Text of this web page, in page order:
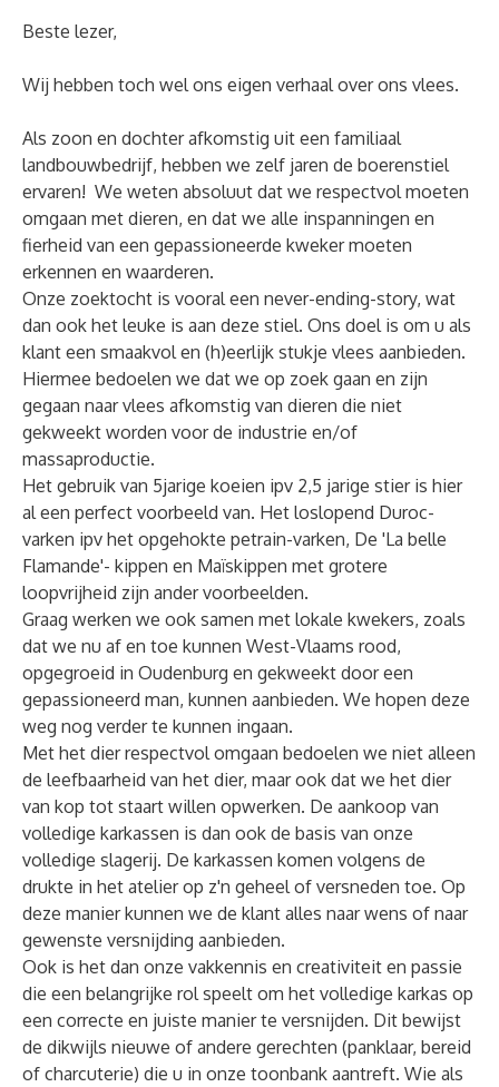
Beste lezer,
Wij hebben toch wel ons eigen verhaal over ons vlees.
Als zoon en dochter afkomstig uit een familiaal
landbouwbedrijf, hebben we zelf jaren de boerenstiel
ervaren! We weten absoluut dat we respectvol moeten
omgaan met dieren, en dat we alle inspanningen en
fierheid van een gepassioneerde kweker moeten
erkennen en waarderen.
Onze zoektocht is vooral een never-ending-story, wat
dan ook het leuke is aan deze stiel. Ons doel is om u als
klant een smaakvol en (h)eerlijk stukje vlees aanbieden.
Hiermee bedoelen we dat we op zoek gaan en zijn
gegaan naar vlees afkomstig van dieren die niet
gekweekt worden voor de industrie en/of
massaproductie.
Het gebruik van 5jarige koeien ipv 2,5 jarige stier is hier
al een perfect voorbeeld van. Het loslopend Duroc-
varken ipv het opgehokte petrain-varken, De 'La belle
Flamande'- kippen en Maïskippen met grotere
loopvrijheid zijn ander voorbeelden.
Graag werken we ook samen met lokale kwekers, zoals
dat we nu af en toe kunnen West-Vlaams rood,
opgegroeid in Oudenburg en gekweekt door een
gepassioneerd man, kunnen aanbieden. We hopen deze
weg nog verder te kunnen ingaan.
Met het dier respectvol omgaan bedoelen we niet alleen
de leefbaarheid van het dier, maar ook dat we het dier
van kop tot staart willen opwerken. De aankoop van
volledige karkassen is dan ook de basis van onze
volledige slagerij. De karkassen komen volgens de
drukte in het atelier op z'n geheel of versneden toe. Op
deze manier kunnen we de klant alles naar wens of naar
gewenste versnijding aanbieden.
Ook is het dan onze vakkennis en creativiteit en passie
die een belangrijke rol speelt om het volledige karkas op
een correcte en juiste manier te versnijden. Dit bewijst
de dikwijls nieuwe of andere gerechten (panklaar, bereid
of charcuterie) die u in onze toonbank aantreft. Wie als